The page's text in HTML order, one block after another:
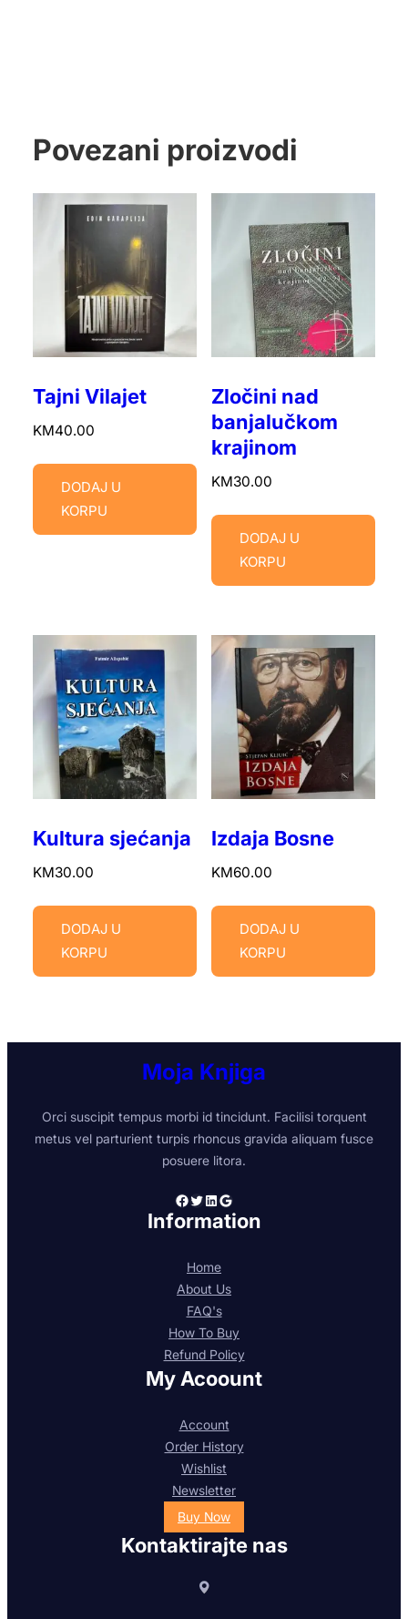
Povezani proizvodi
Tajni Vilajet
KM40.00
DODAJ U
KORPU
Zločini nad
banjalučkom
krajinom
KM30.00
DODAJ U
KORPU
Kultura sjećanja
KM30.00
DODAJ U
KORPU
Izdaja Bosne
KM60.00
DODAJ U
KORPU
Moja Knjiga
Orci suscipit tempus morbi id tincidunt. Facilisi torquent
metus vel parturient turpis rhoncus gravida aliquam fusce
posuere litora.
Facebook Twitter LinkedIn Google
Information
Home
About Us
FAQ's
How To Buy
Refund Policy
My Acoount
Account
Order History
Wishlist
Newsletter
Buy Now
Kontaktirajte nas